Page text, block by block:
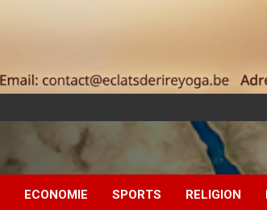
ECONOMIE SPORTS RELIGION